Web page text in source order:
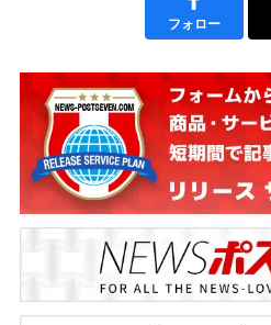
フォロー